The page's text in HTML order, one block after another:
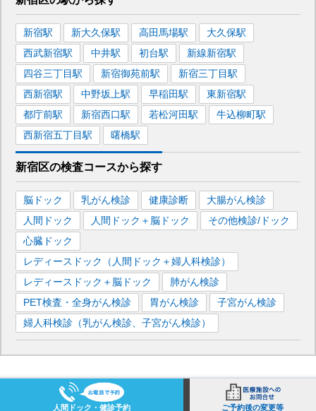
新宿駅 新大久保駅 高田馬場駅 大久保駅
西武新宿駅 中井駅 初台駅 新線新宿駅
四谷三丁目駅 新宿御苑前駅 新宿三丁目駅
西新宿駅 中野坂上駅 早稲田駅 東新宿駅
都庁前駅 新宿西口駅 若松河田駅 牛込柳町駅
西新宿五丁目駅 曙橋駅
新宿区の検査コースから探す
脳ドック 乳がん検診 健康診断
大腸がん検診
人間ドック
人間ドック＋脳ドック
その他検診/ドック
心臓ドック
レディースドック（人間ドック＋婦人科検診）
レディースドック＋脳ドック
肺がん検診
PET検査・全身がん検診
胃がん検診
子宮がん検診
婦人科検診（乳がん検診、子宮がん検診）
人間ドック・健診予約 ご予約後の変更等